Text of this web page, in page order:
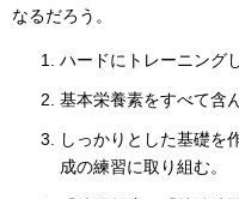
なるだろう。
ハードにトレーニング
基本栄養素をすべて含
しっかりとした基礎を
成の練習に取り組む。